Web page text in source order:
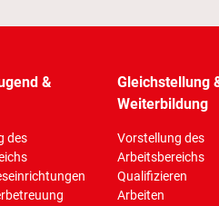
&
des
Gleichstellung
Weiterbildung
Vorstellung des
Arbeitsbereichs
Qualifizieren
Arbeiten